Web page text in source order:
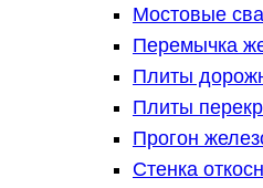
Мостовые
Перемычка
Плиты
Плиты
Прогон
Стенка